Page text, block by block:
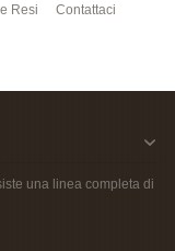
Resi Contattaci
una linea completa di